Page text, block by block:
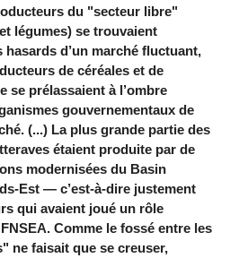
du "secteur libre"
légumes) se trouvaient
hasards d’un marché fluctuant,
de céréales et de
se prélassaient à l’ombre
gouvernementaux de
(...) La plus grande partie des
étaient produite par de
modernisées du Basin
Est — c’est-à-dire justement
qui avaient joué un rôle
Comme le fossé entre les
ne faisait que se creuser,